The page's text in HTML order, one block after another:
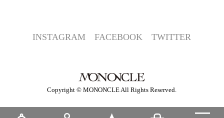
INSTAGRAM FACEBOOK TWITTER
Copyright © MONONCLE All Rights Reserved.